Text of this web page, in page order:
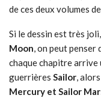
de ces deux volumes
Si le dessin est très
Moon, on peut
chaque chapitre arrive
guerrières Sailor,
Mercury et Sailor